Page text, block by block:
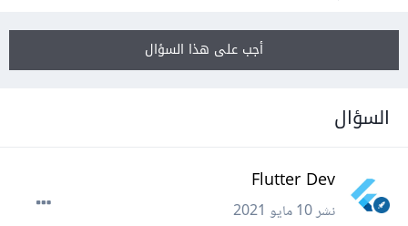
أجب على هذا السؤال
السؤال
Flutter Dev
نشر10 مايو 2021